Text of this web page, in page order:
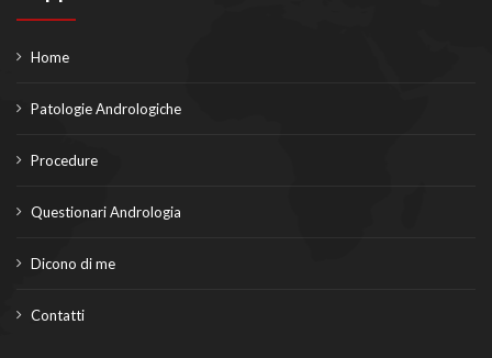
Home
Patologie Andrologiche
Procedure
Questionari Andrologia
Dicono di me
Contatti